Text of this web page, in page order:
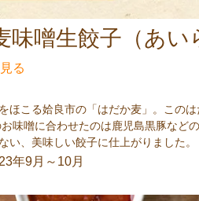
味噌生餃子（あい
る
ほこる姶良市の「はだか麦」。この
味噌に合わせたのは鹿児島黒豚など
い、美味しい餃子に仕上がりました
年9月～10月